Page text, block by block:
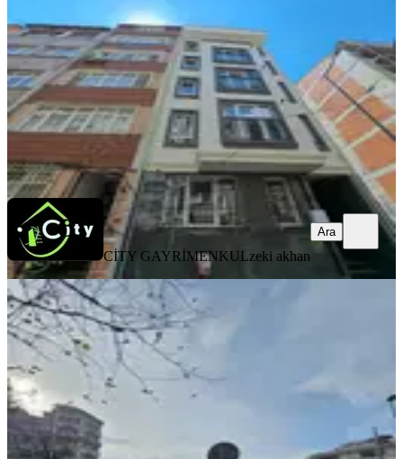
2+1·70 m²·3. Kat·06.08.2026
65.000 ₺
CİTY GAYRİMENKUL zeki akhan
Ara
CİTY GAYRİMENKULzeki akhan
Ara
YENİ
Yenikapı Marmaray Durağının
Karşısında Kiralık 2+1
Fatih, Katip Kasım Mahallesi
2+1
·75 m² 1. Kat 06.08.2026